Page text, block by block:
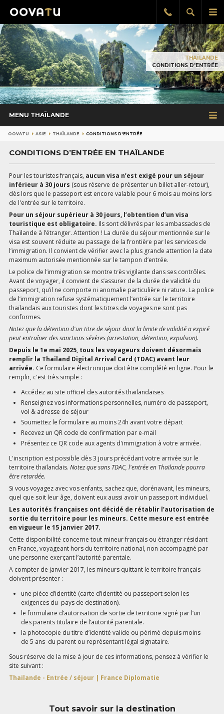
le
Afficher
la
Rappel
gratuit
THAÏLANDE
CONDITIONS D'ENTRÉE
MENU THAÏLANDE
OOVATU ASIE THAÏLANDE CONDITIONS D'ENTRÉE
CONDITIONS D’ENTRÉE EN THAÏLANDE
Pour les touristes français, aucun visa n’est exigé pour un séjour
inférieur à 30 jours (sous réserve de présenter un billet aller-retour),
dès lors que le passeport est encore valable pour 6 mois au moins lors
de l'entrée sur le territoire.
Pour un séjour supérieur à 30 jours, l’obtention d’un visa
touristique est obligatoire. Ils sont délivrés par les ambassades de
Thaïlande à l’étranger. Attention ! La durée du séjour mentionnée sur le
visa est souvent réduite au passage de la frontière par les services de
l’immigration. Il convient de vérifier avec la plus grande attention la date
maximum autorisée mentionnée sur le tampon d’entrée.
Le police de l’immigration se montre très vigilante dans ses contrôles.
Avant de voyager, il convient de s’assurer de la durée de validité du
passeport, qu’il ne comporte ni anomalie particulière ni rature. La police
de l’immigration refuse systématiquement l’entrée sur le territoire
thaïlandais aux touristes dont les titres de voyages ne sont pas
conformes.
Notez que la détention d'un titre de séjour dont la limite de validité a expiré
peut entraîner des sanctions sévères (arrestation, détention, expulsion).
Depuis le 1e mai 2025, tous les voyageurs doivent désormais
remplir la Thailand Digital Arrival Card (TDAC) avant leur
arrivée. Ce formulaire électronique doit être complété en ligne. Pour le
remplir, c'est très simple :
Accédez au site officiel des autorités thaïlandaises
Renseignez vos informations personnelles, numéro de passeport,
vol & adresse de séjour
Soumettez le formulaire au moins 24h avant votre départ
Recevez un QR code de confirmation par e-mail
Présentez ce QR code aux agents d'immigration à votre arrivée.
L'inscription est possible dès 3 jours précédant votre arrivée sur le
territoire thaïlandais. Notez que sans TDAC, l'entrée en Thaïlande pourra
être retardée.
Si vous voyagez avec vos enfants, sachez que, dorénavant, les mineurs,
quel que soit leur âge, doivent eux aussi avoir un passeport individuel.
Les autorités françaises ont décidé de rétablir l’autorisation de
sortie du territoire pour les mineurs. Cette mesure est entrée
en vigueur le 15 janvier 2017.
Cette disponibilité concerne tout mineur français ou étranger résidant
en France, voyageant hors du territoire national, non accompagné par
une personne exerçant l’autorité parentale.
A compter de janvier 2017, les mineurs quittant le territoire français
doivent présenter :
une pièce d’identité (carte d’identité ou passeport selon les
exigences du pays de destination).
le formulaire d’autorisation de sortie de territoire signé par l’un
des parents titulaire de l’autorité parentale.
la photocopie du titre d’identité valide ou périmé depuis moins
de 5 ans du parent ou représentant légal signataire.
Sous réserve de la mise à jour de ces informations, pensez à vérifier le
site suivant :
Thailande - Entrée / séjour | France Diplomatie
Tout savoir sur la destination